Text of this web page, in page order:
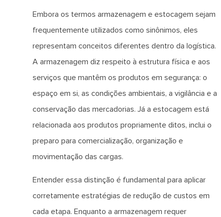
Embora os termos armazenagem e estocagem sejam
frequentemente utilizados como sinônimos, eles
representam conceitos diferentes dentro da logística.
A armazenagem diz respeito à estrutura física e aos
serviços que mantêm os produtos em segurança: o
espaço em si, as condições ambientais, a vigilância e a
conservação das mercadorias. Já a estocagem está
relacionada aos produtos propriamente ditos, inclui o
preparo para comercialização, organização e
movimentação das cargas.
Entender essa distinção é fundamental para aplicar
corretamente estratégias de redução de custos em
cada etapa. Enquanto a armazenagem requer